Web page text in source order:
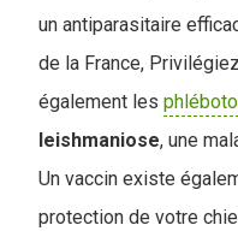
un antiparasitaire
de la France,
également les
leishmaniose, une
Un vaccin existe
protection de votre